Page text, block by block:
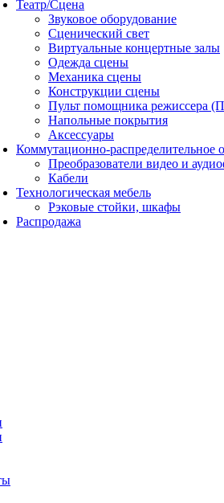
Театр/Сцена
Звуковое оборудование
Сценический свет
Виртуальные концертные залы
Одежда сцены
Механика сцены
Конструкции сцены
Пульт помощника режиссера
Напольные покрытия
Аксессуары
Коммутационно-распределительное
Преобразователи видео и
Кабели
Технологическая мебель
Рэковые стойки, шкафы
Распродажа